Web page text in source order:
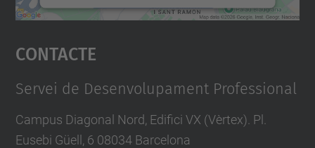
Accepta
powered by
Contacte
Servei de Desenvolupament Professional
Campus Diagonal Nord, Edifici VX (Vèrtex). Pl.
Eusebi Güell, 6 08034 Barcelona